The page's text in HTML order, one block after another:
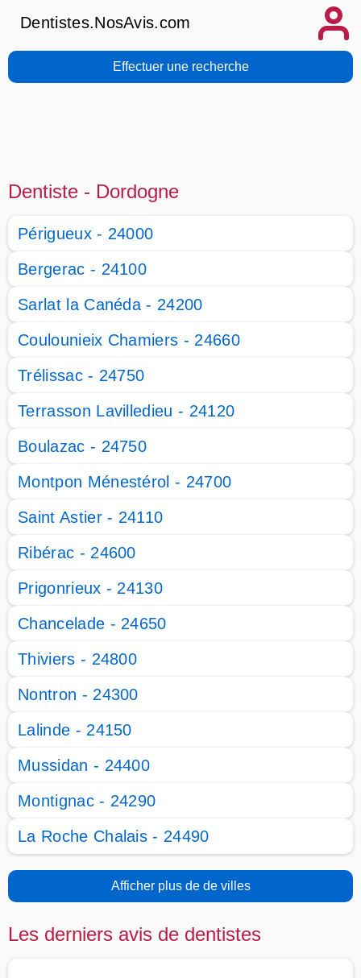
Dentistes.NosAvis.com
Effectuer une recherche
Dentiste - Dordogne
Périgueux - 24000
Bergerac - 24100
Sarlat la Canéda - 24200
Coulounieix Chamiers - 24660
Trélissac - 24750
Terrasson Lavilledieu - 24120
Boulazac - 24750
Montpon Ménestérol - 24700
Saint Astier - 24110
Ribérac - 24600
Prigonrieux - 24130
Chancelade - 24650
Thiviers - 24800
Nontron - 24300
Lalinde - 24150
Mussidan - 24400
Montignac - 24290
La Roche Chalais - 24490
Afficher plus de de villes
Les derniers avis de dentistes